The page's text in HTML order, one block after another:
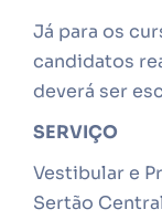
Já para os
candidatos
deverá ser
SERVIÇO
Vestibular e
Sertão